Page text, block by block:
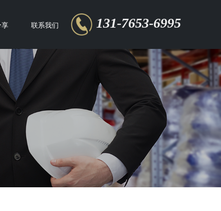
131-7653-6995
享 联系我们